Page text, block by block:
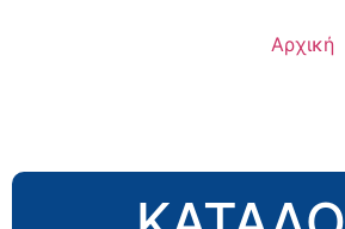
Αρχική